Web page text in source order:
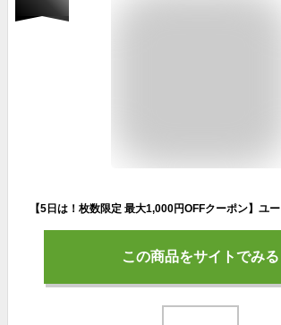
この商品をサイトでみる